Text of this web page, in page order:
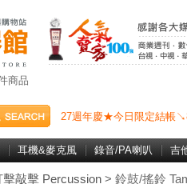
商品
27週年慶★今日限定結帳
耳機&麥克風 錄音/PA喇叭 吉
擊敲擊 Percussion > 鈴鼓/搖鈴